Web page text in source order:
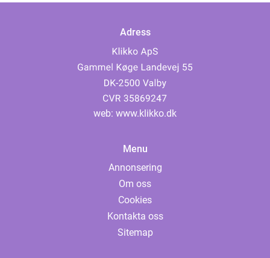
Adress
web: www.klikko.dk
Menu
Annonsering
Om oss
Cookies
Kontakta oss
Sitemap